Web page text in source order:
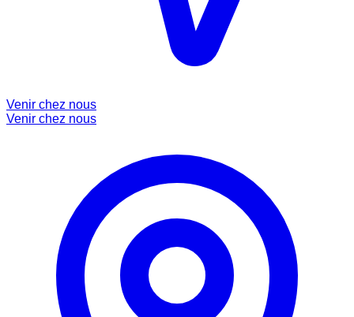
Venir chez nous
Venir chez nous